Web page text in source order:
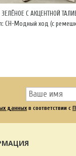
ЗЕЛЁНОЕ С АКЦЕНТНОЙ
CH-Модный ход (с
данных в соответствии с